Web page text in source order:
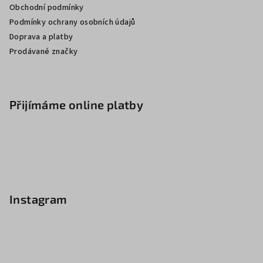
Obchodní podmínky
Podmínky ochrany osobních údajů
Doprava a platby
Prodávané značky
Přijímáme online platby
Instagram